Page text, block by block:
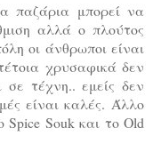
παζάρια μπορεί να
αλλά ο πλούτος
οι άνθρωποι είναι
χρυσαφικά δεν
σε τέχνη.. εμείς δεν
είναι καλές. Άλλο
Spice Souk και το Οld